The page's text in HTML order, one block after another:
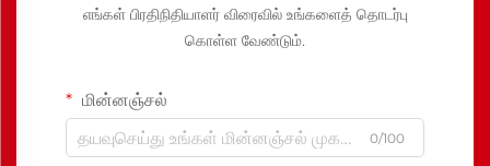
எங்கள் பிரதிநிதியாளர் விரைவில் உங்களைத் தொடர்பு
கொள்ள வேண்டும்.
மின்னஞ்சல்
0/100